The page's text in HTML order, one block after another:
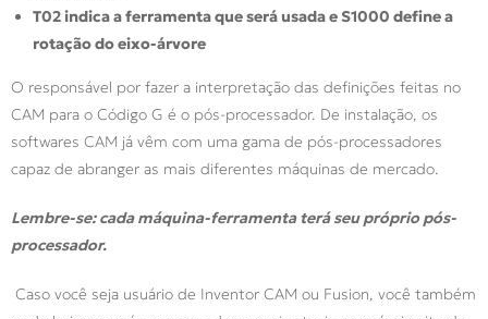
T02 indica a ferramenta que será usada e S1000 define a
rotação do eixo-árvore
O responsável por fazer a interpretação das definições feitas no
CAM para o Código G é o pós-processador. De instalação, os
softwares CAM já vêm com uma gama de pós-processadores
capaz de abranger as mais diferentes máquinas de mercado.
Lembre-se: cada máquina-ferramenta terá seu próprio pós-
processador.
Caso você seja usuário de Inventor CAM ou Fusion, você também